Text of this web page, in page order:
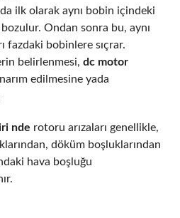
ilk olarak aynı bobin içindeki
Ondan sonra bu, aynı
fazdaki bobinlere sıçrar.
belirlenmesi, dc motor
edilmesine yada
nde rotoru arızaları genellikle,
döküm boşluklarından
hava boşluğu